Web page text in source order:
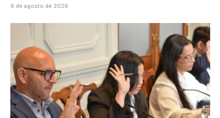
6 de agosto de 2026